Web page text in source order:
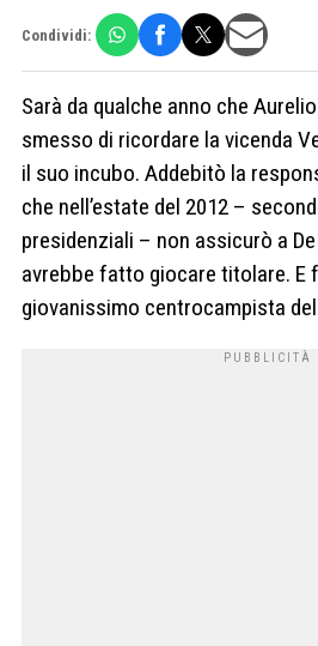
Condividi:
Sarà da qualche anno che
smesso di ricordare la vicenda
il suo incubo. Addebitò la
che nell’estate del 2012 –
presidenziali – non assicurò a
avrebbe fatto giocare titolare. E
giovanissimo centrocampista